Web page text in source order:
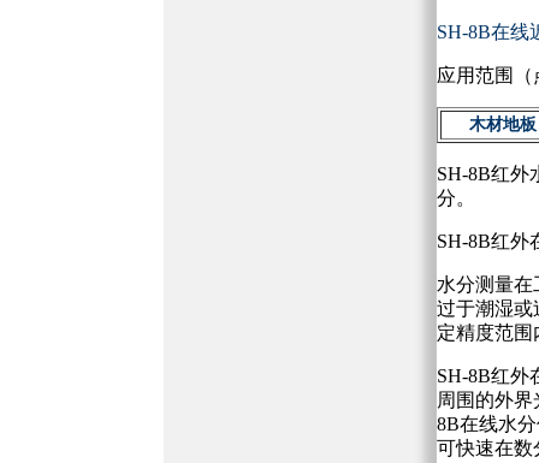
SH-8B在线
应用范围
木材地板
SH-8B红外
分。
SH-8B红外
水分测量
过于潮湿或
定精度范
SH-8B红外
周围的外
8B在线水
可快速在数